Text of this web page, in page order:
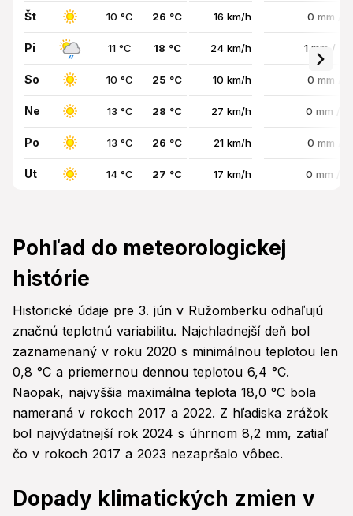
Št 10 °C 26 °C 16 km/h 0 mm /
Pi 11 °C 18 °C 24 km/h 1 mm /
So 10 °C 25 °C 10 km/h 0 mm /
Ne 13 °C 28 °C 27 km/h 0 mm /
Po 13 °C 26 °C 21 km/h 0 mm /
Ut 14 °C 27 °C 17 km/h 0 mm /
Pohľad do meteorologickej
histórie
Historické údaje pre 3. jún v Ružomberku odhaľujú
značnú teplotnú variabilitu. Najchladnejší deň bol
zaznamenaný v roku 2020 s minimálnou teplotou len
0,8 °C a priemernou dennou teplotou 6,4 °C.
Naopak, najvyššia maximálna teplota 18,0 °C bola
nameraná v rokoch 2017 a 2022. Z hľadiska zrážok
bol najvýdatnejší rok 2024 s úhrnom 8,2 mm, zatiaľ
čo v rokoch 2017 a 2023 nezapršalo vôbec.
Dopady klimatických zmien v